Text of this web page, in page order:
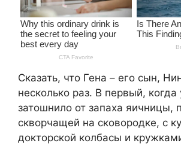
Сказать, что Гена – его сын,
несколько раз. В первый, когда
затошнило от запаха яичницы,
скворчащей на сковородке, с
докторской колбасы и